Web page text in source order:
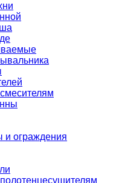
ограждения